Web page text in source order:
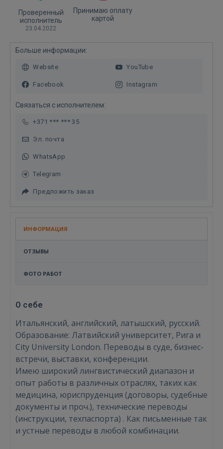
Войти
Проверенный
исполнитель
23.04.2022
Принимаю оплату
картой
Больше информации:
Website YouTube
Facebook Instagram
Связаться с исполнителем:
+371 *** *** 35
Эл. почта
WhatsApp
Telegram
Предложить заказ
ИНФОРМАЦИЯ
ОТЗЫВЫ
ФОТО РАБОТ
О себе
Итальянский, английский, латышский, русский.
Образование: Латвийский университет, Рига и
City University London. Переводы в суде, бизнес-
встречи, выставки, конференции.
Имею широкий лингвистический диапазон и
опыт работы в различных отраслях, таких как
медицина, юриспруденция (договоры, судебные
документы и проч.), технические переводы
(инструкции, техпаспорта) . Как письменные так
и устные переводы в любой комбинации.